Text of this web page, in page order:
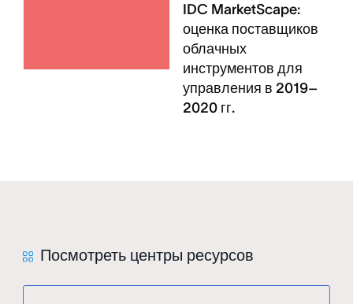
IDC MarketScape:
оценка поставщиков
облачных
инструментов для
управления в 2019–
2020 гг.
Посмотреть центры ресурсов